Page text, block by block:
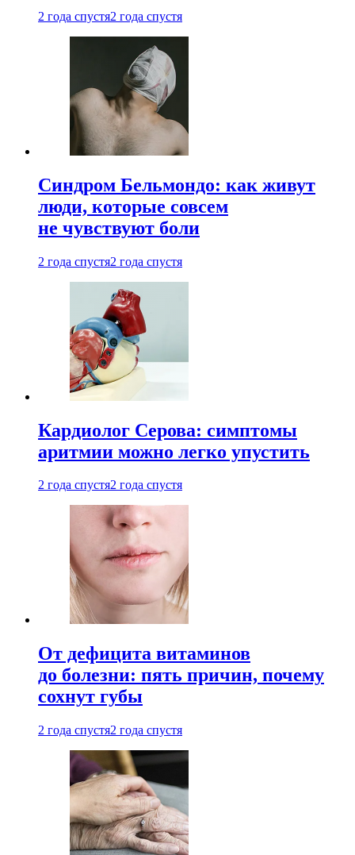
2 года спустя2 года спустя
Синдром Бельмондо: как живут
люди, которые совсем
не чувствуют боли
2 года спустя2 года спустя
Кардиолог Серова: симптомы
аритмии можно легко упустить
2 года спустя2 года спустя
От дефицита витаминов
до болезни: пять причин, почему
сохнут губы
2 года спустя2 года спустя